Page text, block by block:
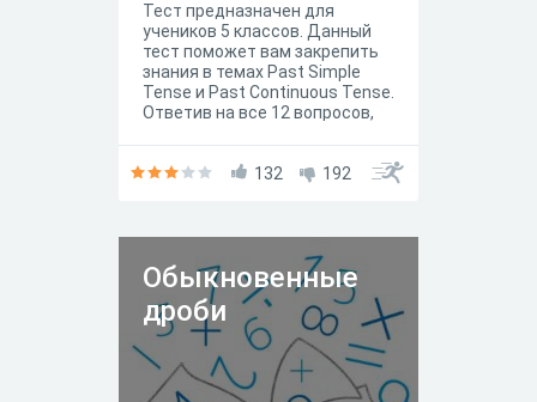
Тест предназначен для
учеников 5 классов. Данный
тест поможет вам закрепить
знания в темах Past Simple
Tense и Past Continuous Tense.
Ответив на все 12 вопросов,
понять какие есть пробелы в
132 192
Обыкновенные
дроби